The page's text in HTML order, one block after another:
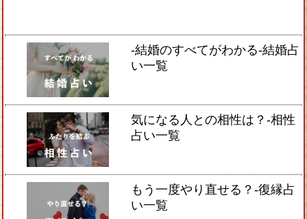
-結婚のすべてがわかる-結婚占
い一覧
気になる人との相性は？-相性
占い一覧
もう一度やり直せる？-復縁占
い一覧